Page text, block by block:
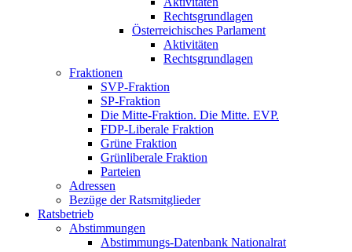
Rechtsgrundlagen
Österreichisches Parlament
Aktivitäten
Rechtsgrundlagen
Fraktionen
SVP-Fraktion
SP-Fraktion
Die Mitte-Fraktion. Die Mitte. EVP.
FDP-Liberale Fraktion
Grüne Fraktion
Grünliberale Fraktion
Parteien
Adressen
Bezüge der Ratsmitglieder
Ratsbetrieb
Abstimmungen
Abstimmungs-Datenbank Nationalrat